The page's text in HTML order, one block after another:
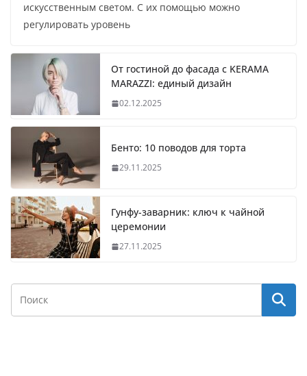
искусственным светом. С их помощью можно
регулировать уровень
От гостиной до фасада с KERAMA
MARAZZI: единый дизайн
02.12.2025
Бенто: 10 поводов для торта
29.11.2025
Гунфу-заварник: ключ к чайной
церемонии
27.11.2025